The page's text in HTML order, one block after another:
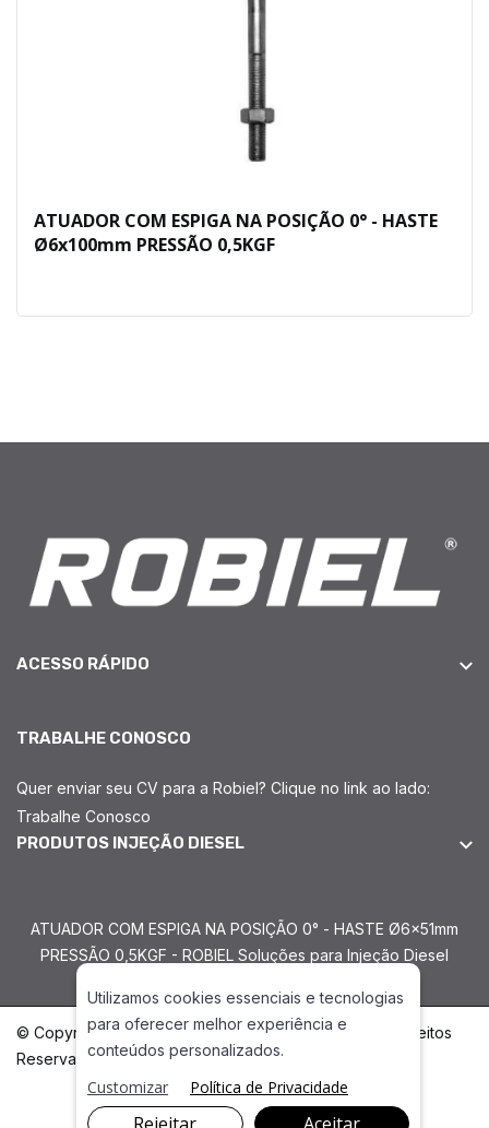
ATUADOR COM ESPIGA NA POSIÇÃO 0° - HASTE
Ø6x100mm PRESSÃO 0,5KGF
ACESSO RÁPIDO
TRABALHE CONOSCO
Quer enviar seu CV para a Robiel? Clique no link ao lado:
Trabalhe Conosco
PRODUTOS INJEÇÃO DIESEL
ATUADOR COM ESPIGA NA POSIÇÃO 0° - HASTE Ø6x51mm
PRESSÃO 0,5KGF - ROBIEL Soluções para Injeção Diesel
© Copyright 2026. DIVIA Marketing Digital. Todos os Direitos
Reservados
Utilizamos cookies essenciais e tecnologias
para oferecer melhor experiência e
conteúdos personalizados.
Customizar Política de Privacidade